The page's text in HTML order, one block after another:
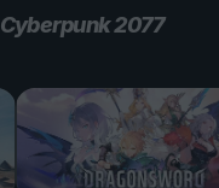
Cyberpunk 2077